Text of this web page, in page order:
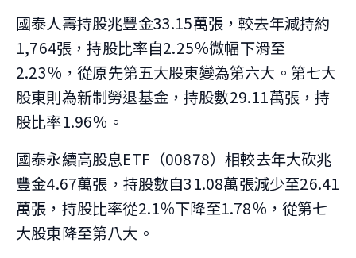
國泰人壽持股兆豐金33.15萬張，較去年減持約
1,764張，持股比率自2.25％微幅下滑至
2.23％，從原先第五大股東變為第六大。第七大
股東則為新制勞退基金，持股數29.11萬張，持
股比率1.96％。
國泰永續高股息ETF（00878）相較去年大砍兆
豐金4.67萬張，持股數自31.08萬張減少至26.41
萬張，持股比率從2.1％下降至1.78％，從第七
大股東降至第八大。